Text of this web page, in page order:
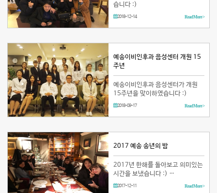
습니다 :)
2018-12-14 Read More >
예송이비인후과 음성센터 개원 15
주년
예송이비인후과 음성센터가 개원
15주년을 맞이하였습니다 :)
2018-09-17 Read More >
2017 예송 송년의 밤
2017년 한해를 돌아보고 의미있는
시간을 보냈습니다 :) …
2017-12-11 Read More >